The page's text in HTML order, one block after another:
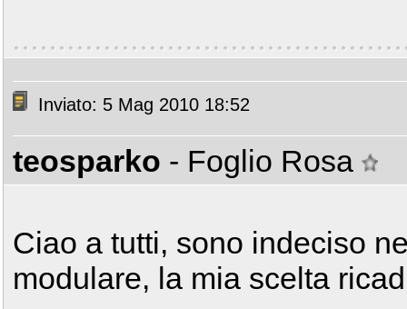
Inviato: 5 Mag 2010 18:52
teosparko - Foglio Rosa
Ciao a tutti, sono indeciso
modulare, la mia scelta